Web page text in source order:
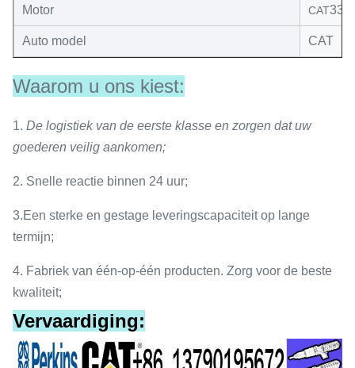
Motor CAT
Auto model CAT
Waarom u ons kiest:
1. De logistiek van de eerste klasse en zorgen dat uw
goederen veilig aankomen;
2. Snelle reactie binnen 24 uur;
3.Een sterke en gestage leveringscapaciteit op lange
termijn;
4. Fabriek van één-op-één producten. Zorg voor de beste
kwaliteit;
Vervaardiging: